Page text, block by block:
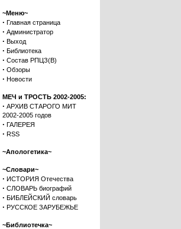
~Меню~
· Главная страница
· Администратор
· Выход
· Библиотека
· Состав РПЦЗ(В)
· Обзоры
· Новости
МЕЧ и ТРОСТЬ 2002-2005:
· АРХИВ СТАРОГО МИТ
2002-2005 годов
· ГАЛЕРЕЯ
· RSS
~Апологетика~
~Словари~
· ИСТОРИЯ Отечества
· СЛОВАРЬ биографий
· БИБЛЕЙСКИЙ словарь
· РУССКОЕ ЗАРУБЕЖЬЕ
~Библиотечка~